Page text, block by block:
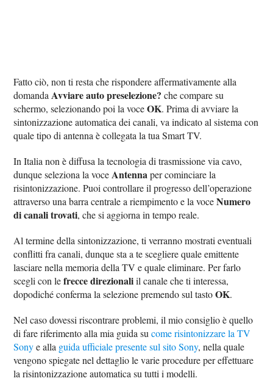
Fatto ciò, non ti resta che rispondere affermativamente alla
domanda Avviare auto preselezione? che compare su
schermo, selezionando poi la voceOK. Prima di avviare la
sintonizzazione automatica dei canali, va indicato al sistema con
quale tipo di antenna è collegata la tua Smart TV.
In Italia non è diffusa la tecnologia di trasmissione via cavo,
dunque seleziona la voce Antennaper cominciare la
risintonizzazione. Puoi controllare il progresso dell’operazione
attraverso una barra centrale a riempimento e la voceNumero
di canali trovati, che si aggiorna in tempo reale.
Al termine della sintonizzazione, ti verranno mostrati eventuali
conflitti fra canali, dunque sta a te scegliere quale emittente
lasciare nella memoria della TV e quale eliminare. Per farlo
scegli con lefrecce direzionaliil canale che ti interessa,
dopodiché conferma la selezione premendo sul tastoOK.
Nel caso dovessi riscontrare problemi, il mio consiglio è quello
di fare riferimento alla mia guida sucome risintonizzare la TV
Sonye alla guida ufficiale presente sul sito Sony, nella quale
vengono spiegate nel dettaglio le varie procedure per effettuare
la risintonizzazione automatica su tutti i modelli.